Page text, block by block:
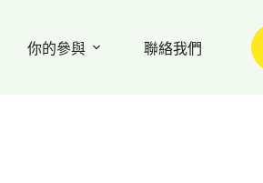
你的參與 聯絡我們